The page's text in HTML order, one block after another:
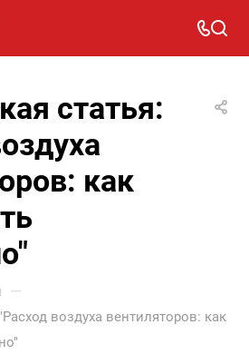
статья:
как
—
воздуха вентиляторов: как